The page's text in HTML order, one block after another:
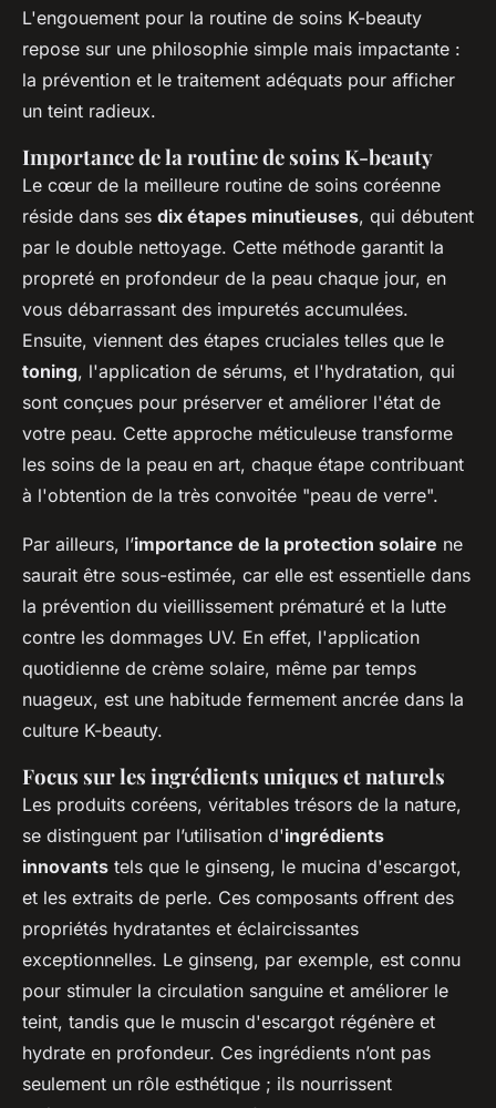
L'engouement pour la routine de soins K-beauty
repose sur une philosophie simple mais impactante :
la prévention et le traitement adéquats pour afficher
un teint radieux.
Importance de la routine de soins K-beauty
Le cœur de la meilleure routine de soins coréenne
réside dans ses dix étapes minutieuses, qui débutent
par le double nettoyage. Cette méthode garantit la
propreté en profondeur de la peau chaque jour, en
vous débarrassant des impuretés accumulées.
Ensuite, viennent des étapes cruciales telles que le
toning, l'application de sérums, et l'hydratation, qui
sont conçues pour préserver et améliorer l'état de
votre peau. Cette approche méticuleuse transforme
les soins de la peau en art, chaque étape contribuant
à l'obtention de la très convoitée "peau de verre".
Par ailleurs, l’importance de la protection solaire ne
saurait être sous-estimée, car elle est essentielle dans
la prévention du vieillissement prématuré et la lutte
contre les dommages UV. En effet, l'application
quotidienne de crème solaire, même par temps
nuageux, est une habitude fermement ancrée dans la
culture K-beauty.
Focus sur les ingrédients uniques et naturels
Les produits coréens, véritables trésors de la nature,
se distinguent par l’utilisation d'ingrédients
innovants tels que le ginseng, le mucina d'escargot,
et les extraits de perle. Ces composants offrent des
propriétés hydratantes et éclaircissantes
exceptionnelles. Le ginseng, par exemple, est connu
pour stimuler la circulation sanguine et améliorer le
teint, tandis que le muscin d'escargot régénère et
hydrate en profondeur. Ces ingrédients n’ont pas
seulement un rôle esthétique ; ils nourrissent